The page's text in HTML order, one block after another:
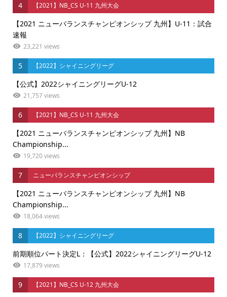
4 【2021】NB_CS U-11 九州大会
【2021 ニューバランスチャンピオンシップ 九州】U-11：試合
速報
23,221 views
5 【2022】シャイニングリーグ
【公式】2022シャイニングリーグU-12
21,757 views
6 【2021】NB_CS U-11 九州大会
【2021 ニューバランスチャンピオンシップ 九州】NB
Championship...
19,720 views
7 ニューバランスチャンピオンシップ
【2021 ニューバランスチャンピオンシップ 九州】NB
Championship...
18,064 views
8 【2022】シャイニングリーグ
前期順位パート決定L：【公式】2022シャイニングリーグU-12
17,879 views
9 【2021】NB_CS U-12 九州大会